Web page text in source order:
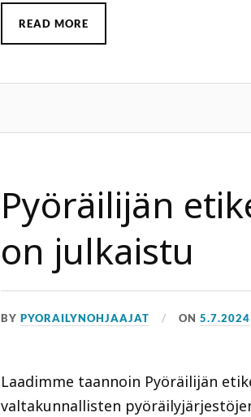
READ MORE
Pyöräilijän
on julkaistu
BYPYORAILYNOHJAAJAT ON5.7.2024
Laadimme taannoin Pyöräilijän
valtakunnallisten